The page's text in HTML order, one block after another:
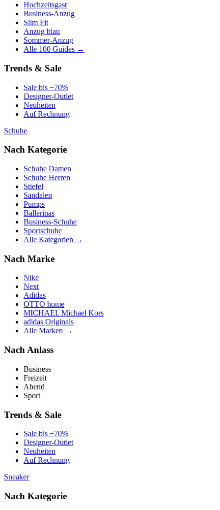
Hochzeitsgast
Business-Anzug
Slim Fit
Anzug blau
Sommer-Anzug
Alle 100 Guides →
Trends & Sale
Sale bis −70%
Designer-Outlet
Neuheiten
Auf Rechnung
Schuhe
Nach Kategorie
Schuhe Damen
Schuhe Herren
Stiefel
Sandalen
Pumps
Ballerinas
Business-Schuhe
Sportschuhe
Alle Kategorien →
Nach Marke
Nike
Next
Adidas
OTTO home
MICHAEL Michael Kors
adidas Originals
Alle Marken →
Nach Anlass
Business
Freizeit
Abend
Sport
Trends & Sale
Sale bis −70%
Designer-Outlet
Neuheiten
Auf Rechnung
Sneaker
Nach Kategorie